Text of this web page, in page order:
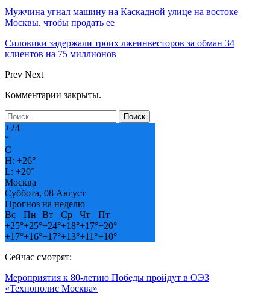
Мужчина угнал машину на Каскадной улице на востоке
Москвы, чтобы продать ее
Силовики задержали троих лжеинвесторов за обман 34
клиентов на 75 миллионов
Prev Next
Комментарии закрыты.
+24
°
C
H: +26°
L: +20°
Москва
Суббота, 08 Август
Прогноз на неделю
Вс
Пн Вт Ср Чт
Пт
+25°+25°+24°+18°+17°+20°
+17°+16°+17°+13°+11°+10°
Сейчас смотрят:
Мероприятия к 80-летию Победы пройдут в ОЭЗ
«Технополис Москва»